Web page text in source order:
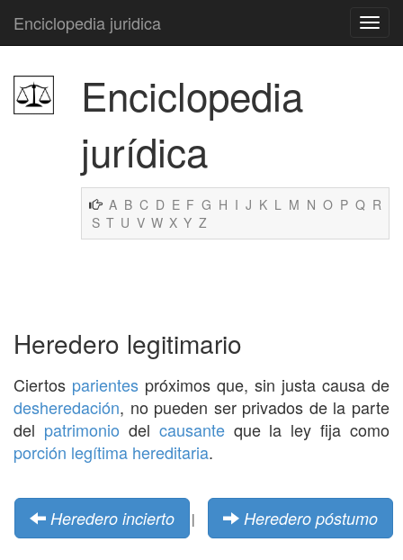
Enciclopedia juridica
Enciclopedia
jurídica
A B C D E F G H I J K L M N O P Q R
S T U V W X Y Z
Heredero legitimario
Ciertos parientes próximos que, sin justa causa de
desheredación, no pueden ser privados de la parte
del patrimonio del causanteque la ley fija como
porción legítima hereditaria.
Heredero incierto | Heredero póstumo